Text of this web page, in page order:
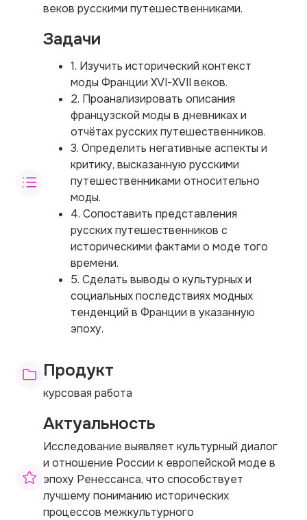
веков русскими путешественниками.
Задачи
1. Изучить исторический контекст
моды Франции XVI-XVII веков.
2. Проанализировать описания
французской моды в дневниках и
отчётах русских путешественников.
3. Определить негативные аспекты и
критику, высказанную русскими
путешественниками относительно
моды.
4. Сопоставить представления
русских путешественников с
историческими фактами о моде того
времени.
5. Сделать выводы о культурных и
социальных последствиях модных
тенденций в Франции в указанную
эпоху.
Продукт
курсовая работа
Актуальность
Исследование выявляет культурный диалог
и отношение России к европейской моде в
эпоху Ренессанса, что способствует
лучшему пониманию исторических
процессов межкультурного